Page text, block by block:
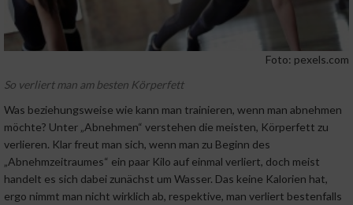
Foto: pexels.com
So verliert man am besten Körperfett
Was beziehungsweise wie kann man trainieren, wenn man abnehmen
möchte? Unter „Abnehmen“ verstehen die meisten, Körperfett zu
verlieren. Klar freut man sich, wenn man zu Beginn des
„Abnehmzeitraumes“ ein paar Kilo auf einmal verliert, doch meist
handelt es sich dabei zunächst um Wasser. Das keine Kalorien hat,
ergo nimmt man nicht wirklich ab, respektive, man verliert bestenfalls